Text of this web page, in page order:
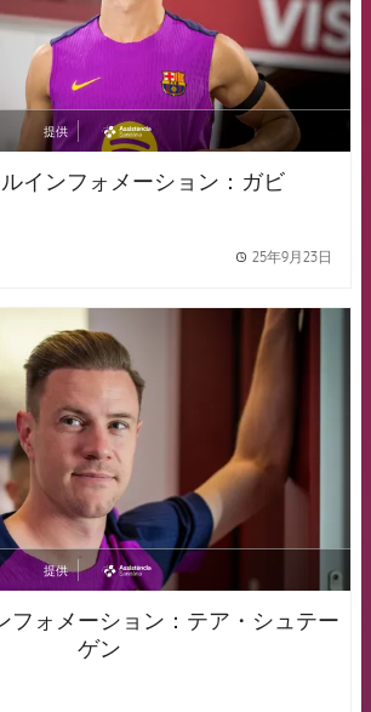
提供
asistencia
インフォメーション：ガビ
25年9月23日
提供
asistencia
フォメーション：テア・シュテー
ゲン